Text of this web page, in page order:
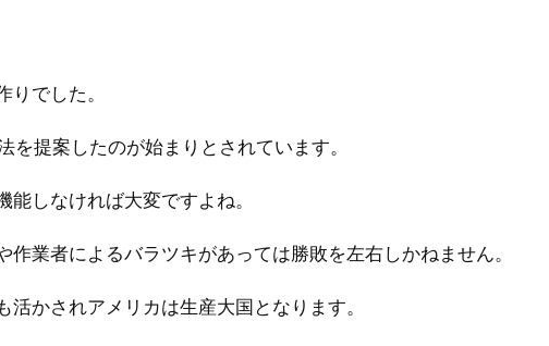
でした。
提案したのが始まりとされています。
しなければ大変ですよね。
業者によるバラツキがあっては勝敗を左右しかねません。
かされアメリカは生産大国となります。